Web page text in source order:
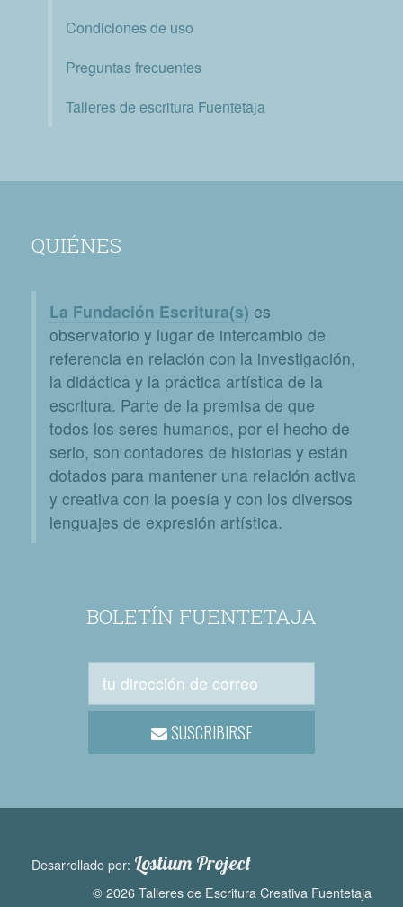
Condiciones de uso
Preguntas frecuentes
Talleres de escritura Fuentetaja
QUIÉNES
La Fundación Escritura(s) es
observatorio y lugar de intercambio de
referencia en relación con la investigación,
la didáctica y la práctica artística de la
escritura. Parte de la premisa de que
todos los seres humanos, por el hecho de
serlo, son contadores de historias y están
dotados para mantener una relación activa
y creativa con la poesía y con los diversos
lenguajes de expresión artística.
BOLETÍN FUENTETAJA
SUSCRIBIRSE
Desarrollado por: Lostium Project
© 2026 Talleres de Escritura Creativa Fuentetaja